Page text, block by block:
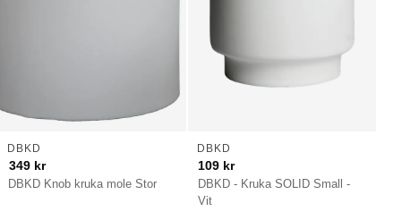
DBKD Knob kruka mole Stor
DBKD
349 kr
DBKD - Kruka SOLID Small -
Vit
DBKD
109 kr